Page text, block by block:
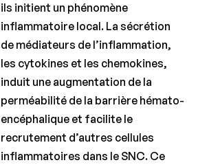
ils initient un phénomène
inflammatoire local. La sécrétion
de médiateurs de l’inflammation,
les cytokines et les chemokines,
induit une augmentation de la
perméabilité de la barrière hémato-
encéphalique et facilite le
recrutement d’autres cellules
inflammatoires dans le SNC. Ce